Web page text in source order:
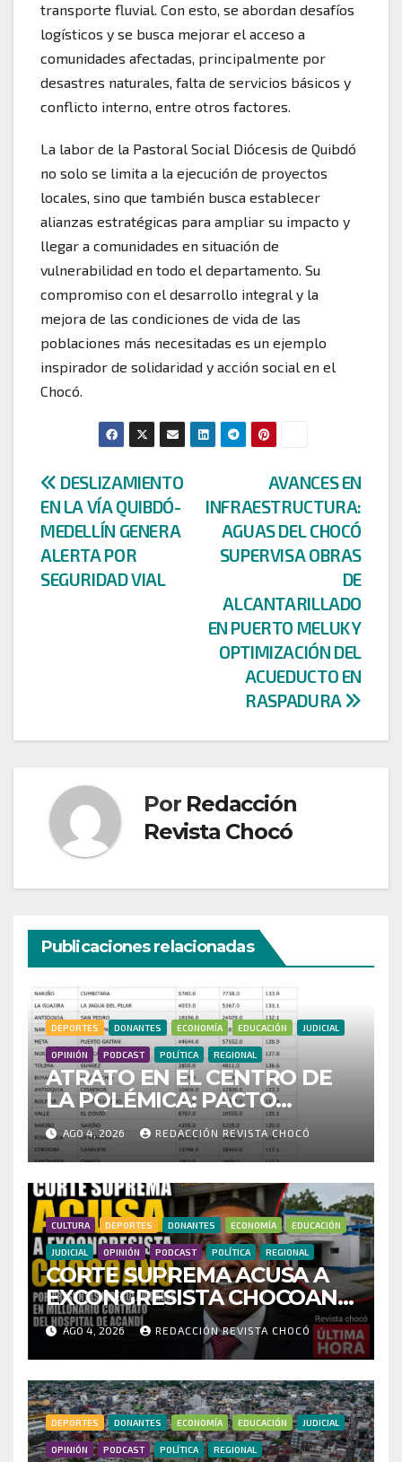
transporte fluvial. Con esto, se abordan desafíos
logísticos y se busca mejorar el acceso a
comunidades afectadas, principalmente por
desastres naturales, falta de servicios básicos y
conflicto interno, entre otros factores.
La labor de la Pastoral Social Diócesis de Quibdó
no solo se limita a la ejecución de proyectos
locales, sino que también busca establecer
alianzas estratégicas para ampliar su impacto y
llegar a comunidades en situación de
vulnerabilidad en todo el departamento. Su
compromiso con el desarrollo integral y la
mejora de las condiciones de vida de las
poblaciones más necesitadas es un ejemplo
inspirador de solidaridad y acción social en el
Chocó.
Navegación
de
entradas
AVANCES EN
INFRAESTRUCTURA:
AGUAS DEL CHOCÓ
SUPERVISA OBRAS
DE
ALCANTARILLADO
EN PUERTO MELUK Y
OPTIMIZACIÓN DEL
ACUEDUCTO EN
RASPADURA
DESLIZAMIENTO
EN LA VÍA QUIBDÓ-
MEDELLÍN GENERA
ALERTA POR
SEGURIDAD VIAL
Por Redacción
Revista Chocó
Publicaciones relacionadas
DEPORTES DONANTES ECONOMÍA EDUCACIÓN JUDICIAL
OPINIÓN PODCAST POLÍTICA REGIONAL
ATRATO EN EL CENTRO DE
LA POLÉMICA: PACTO
HISTÓRICO CUESTIONA
CENSO ELECTORAL Y PIDE
INVESTIGAR PRESUNTO
FRAUDE
AGO 4, 2026 REDACCIÓN REVISTA CHOCÓ
CULTURA DEPORTES DONANTES ECONOMÍA EDUCACIÓN
JUDICIAL OPINIÓN PODCAST POLÍTICA REGIONAL
CORTE SUPREMA ACUSA A
EXCONGRESISTA CHOCOANO
POR PRESUNTAS
IRREGULARIDADES EN
MILLONARIO CONTRATO
DEL HOSPITAL DE ACANDÍ
AGO 4, 2026 REDACCIÓN REVISTA CHOCÓ
DEPORTES DONANTES ECONOMÍA EDUCACIÓN JUDICIAL
OPINIÓN PODCAST POLÍTICA REGIONAL